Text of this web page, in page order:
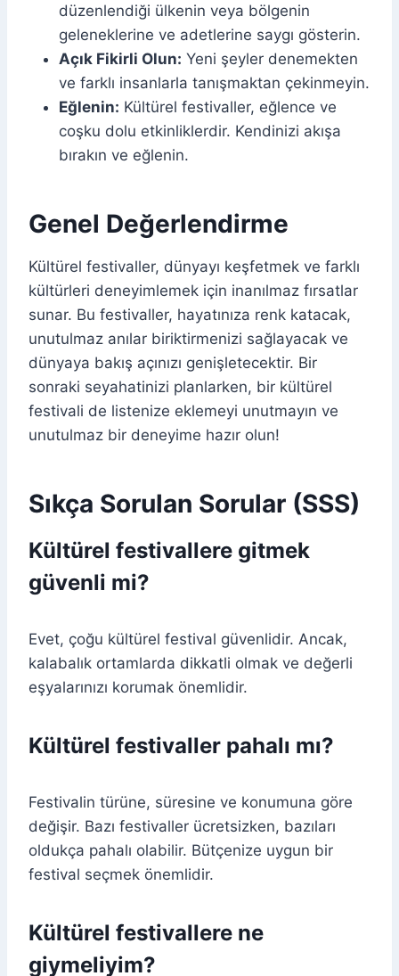
düzenlendiği ülkenin veya bölgenin
geleneklerine ve adetlerine saygı gösterin.
Açık Fikirli Olun: Yeni şeyler denemekten
ve farklı insanlarla tanışmaktan çekinmeyin.
Eğlenin: Kültürel festivaller, eğlence ve
coşku dolu etkinliklerdir. Kendinizi akışa
bırakın ve eğlenin.
Genel Değerlendirme
Kültürel festivaller, dünyayı keşfetmek ve farklı
kültürleri deneyimlemek için inanılmaz fırsatlar
sunar. Bu festivaller, hayatınıza renk katacak,
unutulmaz anılar biriktirmenizi sağlayacak ve
dünyaya bakış açınızı genişletecektir. Bir
sonraki seyahatinizi planlarken, bir kültürel
festivali de listenize eklemeyi unutmayın ve
unutulmaz bir deneyime hazır olun!
Sıkça Sorulan Sorular (SSS)
Kültürel festivallere gitmek
güvenli mi?
Evet, çoğu kültürel festival güvenlidir. Ancak,
kalabalık ortamlarda dikkatli olmak ve değerli
eşyalarınızı korumak önemlidir.
Kültürel festivaller pahalı mı?
Festivalin türüne, süresine ve konumuna göre
değişir. Bazı festivaller ücretsizken, bazıları
oldukça pahalı olabilir. Bütçenize uygun bir
festival seçmek önemlidir.
Kültürel festivallere ne
giymeliyim?